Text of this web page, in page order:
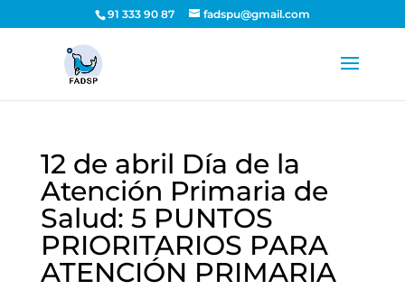
91 333 90 87 fadspu@gmail.com
12 de abril Día de la
Atención Primaria de
Salud: 5 PUNTOS
PRIORITARIOS PARA
ATENCIÓN PRIMARIA